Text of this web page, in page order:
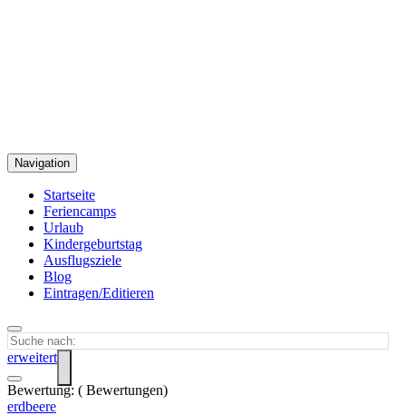
Navigation
Startseite
Feriencamps
Urlaub
Kindergeburtstag
Ausflugsziele
Blog
Eintragen/Editieren
erweitert
Bewertung: ( Bewertungen)
erdbeere